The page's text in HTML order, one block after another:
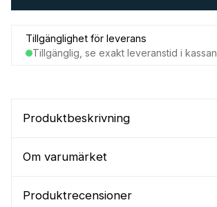
Tillgänglighet för leverans
Tillgänglig, se exakt leveranstid i kassan
Produktbeskrivning
Om varumärket
Produktrecensioner